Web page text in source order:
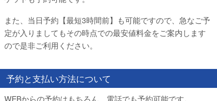
また、当日予約【最短3時間前】も可能ですので、急なご予
定が入りましてもその時点での最安値料金をご案内します
ので是非ご利用ください。
予約と支払い方法について
WEBからの予約はもちろん、電話でも予約可能です。